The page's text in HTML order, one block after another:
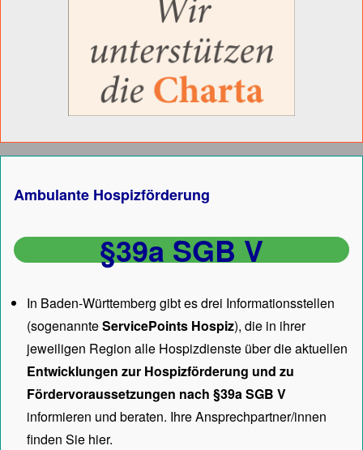
Ambulante Hospizförderung
§39a SGB V
In Baden-Württemberg gibt es drei Informationsstellen
(sogenannteServicePoints Hospiz), die in ihrer
jeweiligen Region alle Hospizdienste über die aktuellen
Entwicklungen zur Hospizförderung und zu
Fördervoraussetzungen nach §39a SGB V
informieren und beraten. Ihre Ansprechpartner/innen
finden Sie hier.